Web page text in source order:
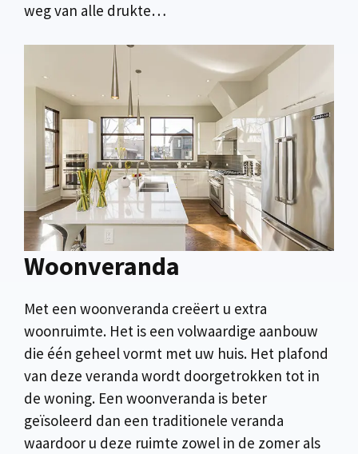
weg van alle drukte…
Woonveranda
Met een woonveranda creëert u extra
woonruimte. Het is een volwaardige aanbouw
die één geheel vormt met uw huis. Het plafond
van deze veranda wordt doorgetrokken tot in
de woning. Een woonveranda is beter
geïsoleerd dan een traditionele veranda
waardoor u deze ruimte zowel in de zomer als